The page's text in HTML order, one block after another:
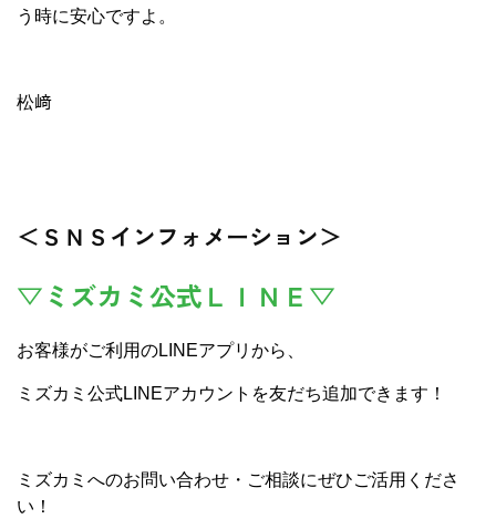
う時に安心ですよ。
松﨑
＜ＳＮＳインフォメーション＞
▽ミズカミ公式ＬＩＮＥ▽
お客様がご利用のLINEアプリから、
ミズカミ公式LINEアカウントを友だち追加できます！
ミズカミへのお問い合わせ・ご相談にぜひご活用くださ
い！